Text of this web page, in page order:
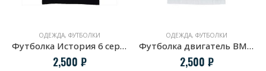
ОДЕЖДА, ФУТБОЛКИ
Футболка История 6 серии BMW
2,500 ₽
ОДЕЖДА, ФУТБОЛКИ
Футболка двигатель BMW S14 белая
2,500 ₽